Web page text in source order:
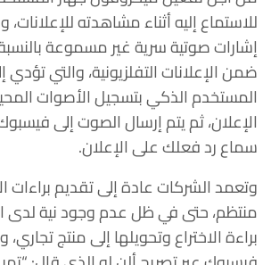
للاستماع إليه أثناء مشاهدته
إشارات صوتية سرية غير مسموعة
ضمن الإعلانات التفلزيونية، والتي تؤدي
المستخدم الذكي بتسجيل الأصوات
الإعلان، ثم يتم إرسال الصوت إلى
سماع رد فعلك على الإعلان.
وتعمد الشركات عادة إلى تقديم براءات
منتظم، حتى في ظل عدم وجود نية لدى
براءة الاختراع وتحويلها إلى منتج